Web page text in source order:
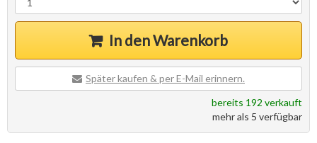
In den Warenkorb
Später kaufen & per E-Mail erinnern.
bereits 192 verkauft
mehr als 5 verfügbar